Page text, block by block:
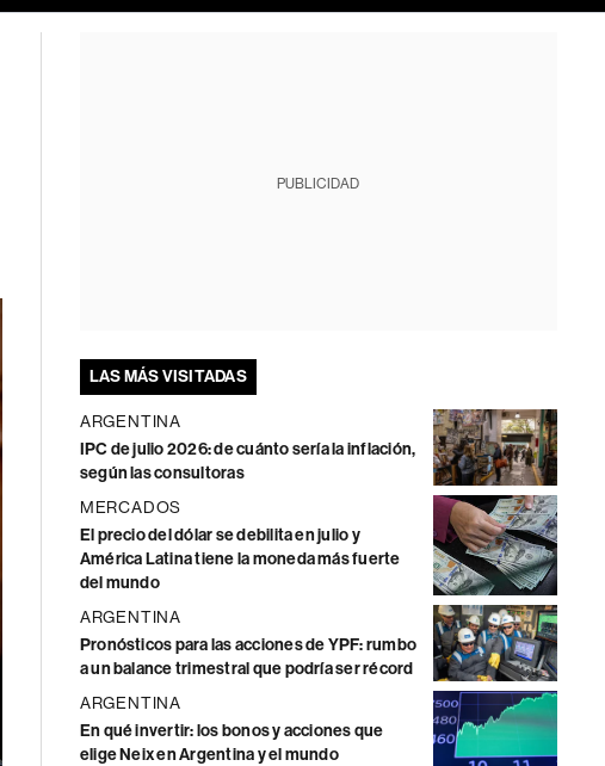
PUBLICIDAD
LAS MÁS VISITADAS
ARGENTINA
IPC de julio 2026: de cuánto sería la inflación,
según las consultoras
MERCADOS
El precio del dólar se debilita en julio y
América Latina tiene la moneda más fuerte
del mundo
ARGENTINA
Pronósticos para las acciones de YPF: rumbo
a un balance trimestral que podría ser récord
ARGENTINA
En qué invertir: los bonos y acciones que
elige Neix en Argentina y el mundo